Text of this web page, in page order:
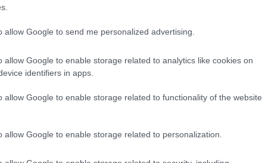
allow Google to send me personalized advertising.
allow Google to enable storage related to analytics like cookies on
identifiers in apps.
allow Google to enable storage related to functionality of the website
allow Google to enable storage related to personalization.
során fogalmazódott meg a Japán
vacsora alkalmával régi barátaival, köztük a
A projekt megvalósításában
is szerepet játszott, hiszen a
már belekóstolt ebbe a zárt
megkeresnem, és mivel ő már benne van